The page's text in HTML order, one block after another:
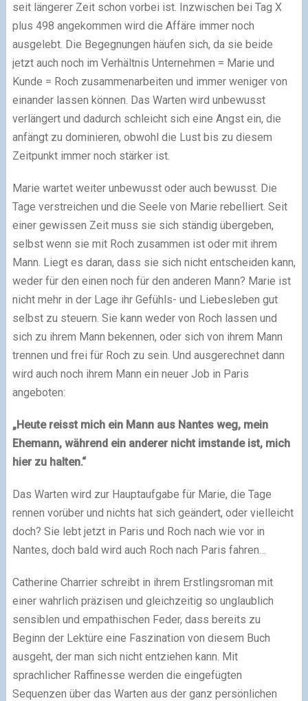
seit längerer Zeit schon vorbei ist. Inzwischen bei Tag X
plus 498 angekommen wird die Affäre immer noch
ausgelebt. Die Begegnungen häufen sich, da sie beide
jetzt auch noch im Verhältnis Unternehmen = Marie und
Kunde = Roch zusammenarbeiten und immer weniger von
einander lassen können. Das Warten wird unbewusst
verlängert und dadurch schleicht sich eine Angst ein, die
anfängt zu dominieren, obwohl die Lust bis zu diesem
Zeitpunkt immer noch stärker ist.
Marie wartet weiter unbewusst oder auch bewusst. Die
Tage verstreichen und die Seele von Marie rebelliert. Seit
einer gewissen Zeit muss sie sich ständig übergeben,
selbst wenn sie mit Roch zusammen ist oder mit ihrem
Mann. Liegt es daran, dass sie sich nicht entscheiden kann,
weder für den einen noch für den anderen Mann? Marie ist
nicht mehr in der Lage ihr Gefühls- und Liebesleben gut
selbst zu steuern. Sie kann weder von Roch lassen und
sich zu ihrem Mann bekennen, oder sich von ihrem Mann
trennen und frei für Roch zu sein. Und ausgerechnet dann
wird auch noch ihrem Mann ein neuer Job in Paris
angeboten:
„Heute reisst mich ein Mann aus Nantes weg, mein
Ehemann, während ein anderer nicht imstande ist, mich
hier zu halten.“
Das Warten wird zur Hauptaufgabe für Marie, die Tage
rennen vorüber und nichts hat sich geändert, oder vielleicht
doch? Sie lebt jetzt in Paris und Roch nach wie vor in
Nantes, doch bald wird auch Roch nach Paris fahren…
Catherine Charrier schreibt in ihrem Erstlingsroman mit
einer wahrlich präzisen und gleichzeitig so unglaublich
sensiblen und empathischen Feder, dass bereits zu
Beginn der Lektüre eine Faszination von diesem Buch
ausgeht, der man sich nicht entziehen kann. Mit
sprachlicher Raffinesse werden die eingefügten
Sequenzen über das Warten aus der ganz persönlichen